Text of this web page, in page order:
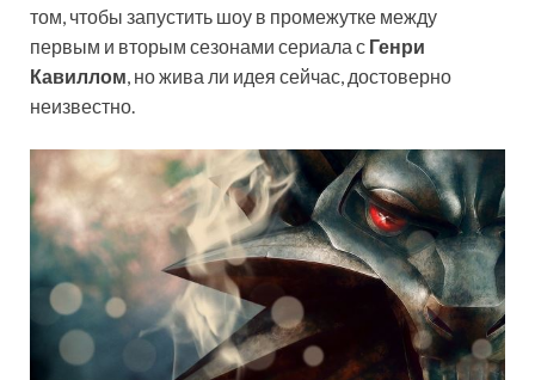
том, чтобы запустить шоу в промежутке между
первым и вторым сезонами сериала с Генри
Кавиллом, но жива ли идея сейчас, достоверно
неизвестно.